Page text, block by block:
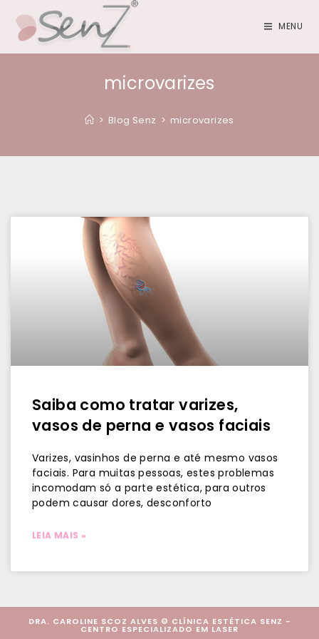
MENU
microvarizes
> Blog Senz > microvarizes
Saiba como tratar varizes,
vasos de perna e vasos faciais
Varizes, vasinhos de perna e até mesmo vasos
faciais. Para muitas pessoas, estes problemas
incomodam só a parte estética, para outros
podem causar dores, desconforto
LEIA MAIS »
DRA. CAROLINE SCOZ ALVES © CLÍNICA ESTÉTICA SENZ -
CENTRO ESPECIALIZADO EM LASER